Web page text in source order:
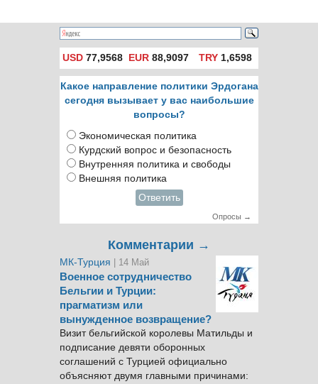
USD 77,9568 EUR 88,9097 TRY1,6598
Какое направление политики Эрдогана
сегодня вызывает у вас наибольшие
вопросы?
Экономическая политика
Курдский вопрос и безопасность
Внутренняя политика и свободы
Внешняя политика
Ответить
Опросы →
Комментарии →
МК-Турция | 14 Май
Военное сотрудничество
Бельгии и Турции:
прагматизм или
вынужденное возвращение?
Визит бельгийской королевы Матильды и
подписание девяти оборонных
соглашений с Турцией официально
объясняют двумя главными причинами: